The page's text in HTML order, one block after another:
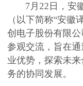
7月22日 ，安
（以下简称“安徽
创电子股份有限
参观交流，旨在
业优势，探索未
务的协同发展。